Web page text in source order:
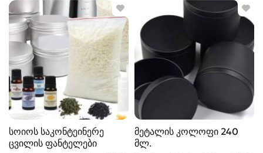
სოიოს საკონტეინერე
ცვილის ფანტელები
მეტალის კოლოფი 240
მლ.